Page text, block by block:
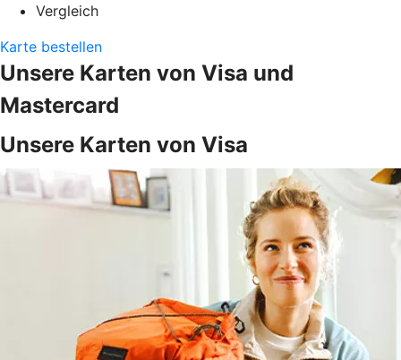
Vergleich
Karte bestellen
Unsere Karten von Visa und
Mastercard
Unsere Karten von Visa